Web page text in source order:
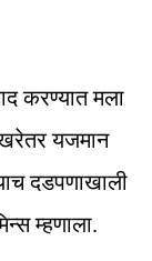
करण्यात मला
यजमान
दडपणाखाली
म्हणाला.